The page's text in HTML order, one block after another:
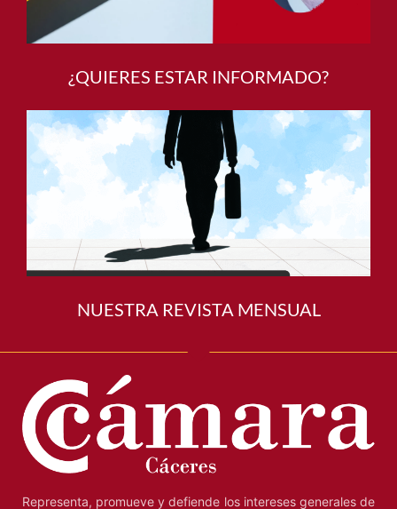
¿QUIERES ESTAR INFORMADO?
NUESTRA REVISTA MENSUAL